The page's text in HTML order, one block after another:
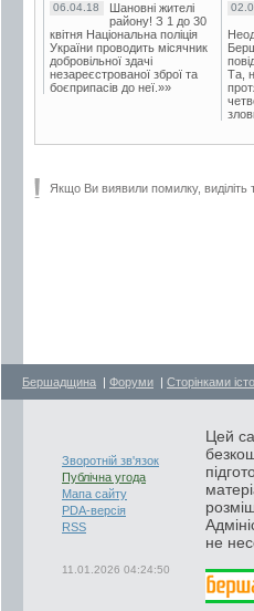
06.04.18
Шановні жителі
району! З 1 до 30
квітня Національна поліція
України проводить місячник
добровільної здачі
незареєстрованої зброї та
боєприпасів до неї.»»
Та,
Якщо Ви виявили помилку, виділіть
Бершадщина | Форуми | Сторінками
Зворотній зв'язок
Публічна угода
Мапа сайту
PDA-версія
RSS
11.01.2026 04:24:50
Цей
не